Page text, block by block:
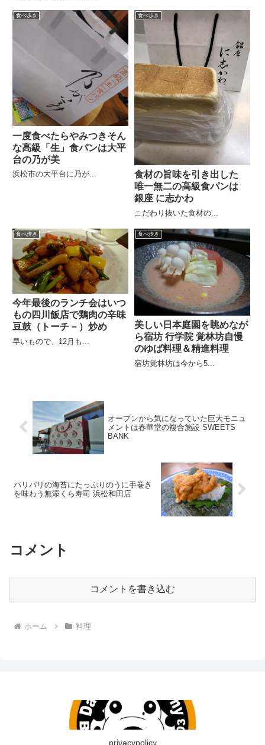
食べ歩き
一度食べたらやみつきそん
な高級「生」食パンは大平
台の乃が美
浜松市の大平台に乃が...
食べ歩き
食材の旨味を引き出した
唯一無二の高級食パンは
銀座 に志かわ
こだわり抜いた食材の...
食べ歩き
今年最後のランチ会はいつ
もの四川飯店で鶏肉の辛味
豆鼓（トーチ－）炒め
早いもので、12月も...
食べ歩き
美しい日本庭園を眺めなが
ら宿坊 行学院 覚林坊自慢
のゆば料理＆精進料理
宿坊覚林坊は今から5...
オープンから気になっていた巨大モニュ
メントは春華堂の複合施設 SWEETS
BANK
パリパリの海苔にたっぷりのうに手巻き
を味わう無添くら寿司 浜松和田店
コメント
コメントを書き込む
ホーム 料理
privacypolicy